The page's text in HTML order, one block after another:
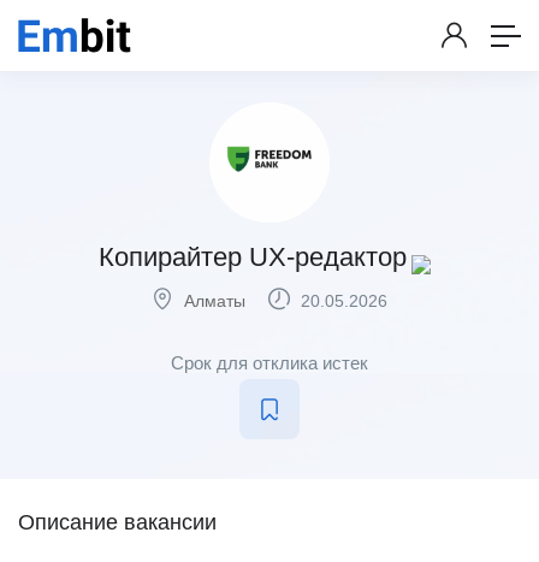
Копирайтер UX-редактор
Алматы 20.05.2026
Срок для отклика истек
Описание вакансии